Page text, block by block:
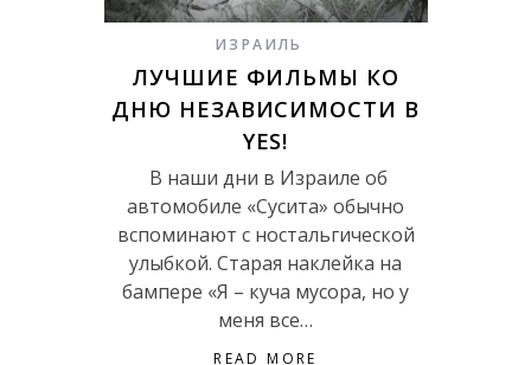
ИЗРАИЛЬ
ЛУЧШИЕ ФИЛЬМЫ КО
ДНЮ НЕЗАВИСИМОСТИ В
YES!
В наши дни в Израиле об
автомобиле «Сусита» обычно
вспоминают с ностальгической
улыбкой. Старая наклейка на
бампере «Я – куча мусора, но у
меня все…
READ MORE